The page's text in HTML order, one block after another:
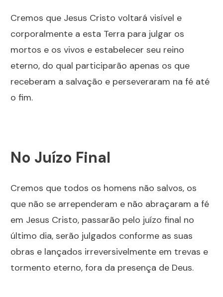
Cremos que Jesus Cristo voltará visível e
corporalmente a esta Terra para julgar os
mortos e os vivos e estabelecer seu reino
eterno, do qual participarão apenas os que
receberam a salvação e perseveraram na fé até
o fim.
No Juízo Final
Cremos que todos os homens não salvos, os
que não se arrependeram e não abraçaram a fé
em Jesus Cristo, passarão pelo juízo final no
último dia, serão julgados conforme as suas
obras e lançados irreversivelmente em trevas e
tormento eterno, fora da presença de Deus.